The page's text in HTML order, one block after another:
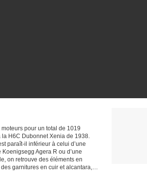
pour un total de 1019
H6C Dubonnet Xenia de 1938.
paraît-il inférieur à celui d’une
Koenigsegg Agera R ou d’une
on retrouve des éléments en
garnitures en cuir et alcantara,…